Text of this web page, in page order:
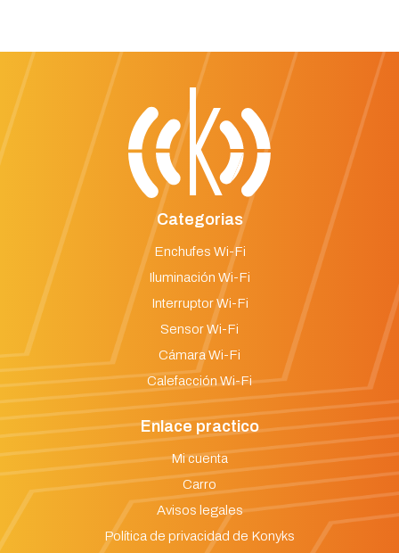
Categorias
Enchufes Wi-Fi
Iluminación Wi-Fi
Interruptor Wi-Fi
Sensor Wi-Fi
Cámara Wi-Fi
Calefacción Wi-Fi
Enlace practico
Mi cuenta
Carro
Avisos legales
Política de privacidad de Konyks